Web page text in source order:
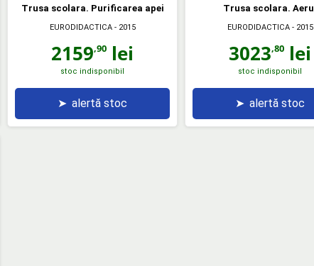
Trusa scolara. Purificarea apei
EURODIDACTICA- 2015
2159,90 lei
stoc indisponibil
➤ alertă stoc
Trusa scolara. Aerul
EURODIDACTICA- 2015
3023,80 lei
stoc indisponibil
➤ alertă stoc